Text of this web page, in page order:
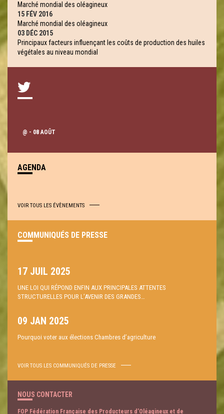
Marché mondial des oléagineux
15 FÉV 2016
Marché mondial des oléagineux
03 DÉC 2015
Principaux facteurs influençant les coûts de production des huiles
végétales au niveau mondial
@ - 08 AOÛT
AGENDA
VOIR TOUS LES ÉVÈNEMENTS
COMMUNIQUÉS DE PRESSE
17 JUIL 2025
UNE LOI QUI RÉPOND ENFIN AUX PRINCIPALES ATTENTES
STRUCTURELLES POUR L’AVENIR DES GRANDES…
09 JAN 2025
Pourquoi voter aux élections Chambres d’agriculture
VOIR TOUS LES COMMUNIQUÉS DE PRESSE
NOUS CONTACTER
FOP Fédération Française des Producteurs d’Oléagineux et de